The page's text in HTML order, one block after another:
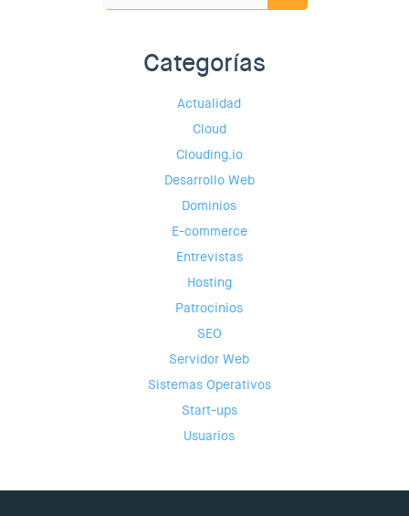
Categorías
Actualidad
Cloud
Clouding.io
Desarrollo Web
Dominios
E-commerce
Entrevistas
Hosting
Patrocinios
SEO
Servidor Web
Sistemas Operativos
Start-ups
Usuarios